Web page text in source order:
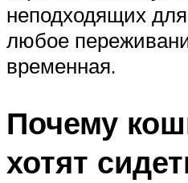
неподходящих
любое
временная.
Почему
хотят